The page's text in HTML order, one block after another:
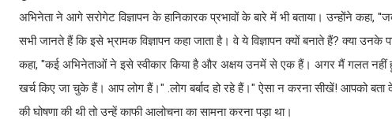
अभिनेता ने आगे सरोगेट विज्ञापन के हानिकारक प्रभावों के बारे में भी बताया। उन्होंने
सभी जानते हैं कि इसे भ्रामक विज्ञापन कहा जाता है। वे ये विज्ञापन क्यों बनाते हैं? क्या
कहा, "कई अभिनेताओं ने इसे स्वीकार किया है और अक्षय उनमें से एक हैं। अगर मैं गलत नहीं
खर्च किए जा चुके हैं। आप लोग हैं।" .लोग बर्बाद हो रहे हैं।" ऐसा न करना सीखें! आपको
की घोषणा की थी तो उन्हें काफी आलोचना का सामना करना पड़ा था।